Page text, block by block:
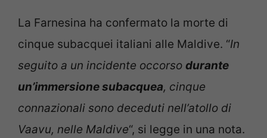
La Farnesina ha confermato la morte di
cinque subacquei italiani alle Maldive. “In
seguito a un incidente occorso durante
un’immersione subacquea, cinque
connazionali sono deceduti nell’atollo di
Vaavu, nelle Maldive“, si legge in una nota.